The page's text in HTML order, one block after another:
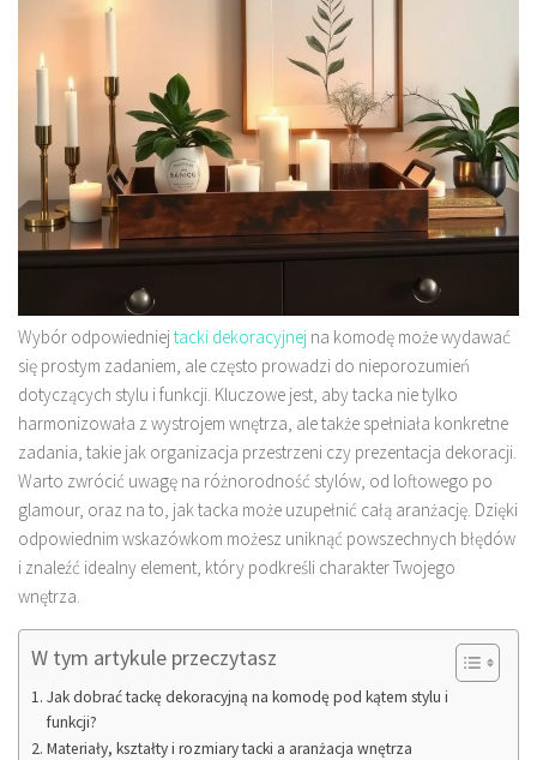
Wybór odpowiedniejtacki dekoracyjnej na komodę może wydawać
się prostym zadaniem, ale często prowadzi do nieporozumień
dotyczących stylu i funkcji. Kluczowe jest, aby tacka nie tylko
harmonizowała z wystrojem wnętrza, ale także spełniała konkretne
zadania, takie jak organizacja przestrzeni czy prezentacja dekoracji.
Warto zwrócić uwagę na różnorodność stylów, od loftowego po
glamour, oraz na to, jak tacka może uzupełnić całą aranżację. Dzięki
odpowiednim wskazówkom możesz uniknąć powszechnych błędów
i znaleźć idealny element, który podkreśli charakter Twojego
wnętrza.
W tym artykule przeczytasz
Jak dobrać tackę dekoracyjną na komodę pod kątem stylu i
funkcji?
Materiały, kształty i rozmiary tacki a aranżacja wnętrza